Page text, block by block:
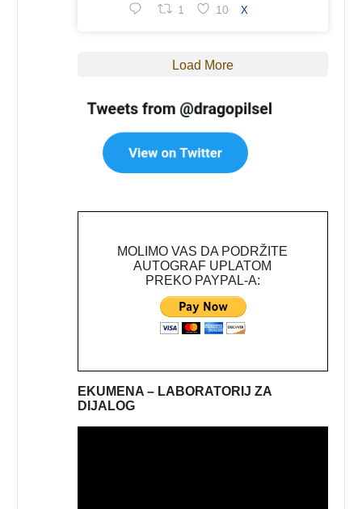
1 10 X
Load More
MOLIMO VAS DA PODRŽITE
AUTOGRAF UPLATOM
PREKO PAYPAL-A:
EKUMENA – LABORATORIJ ZA
DIJALOG